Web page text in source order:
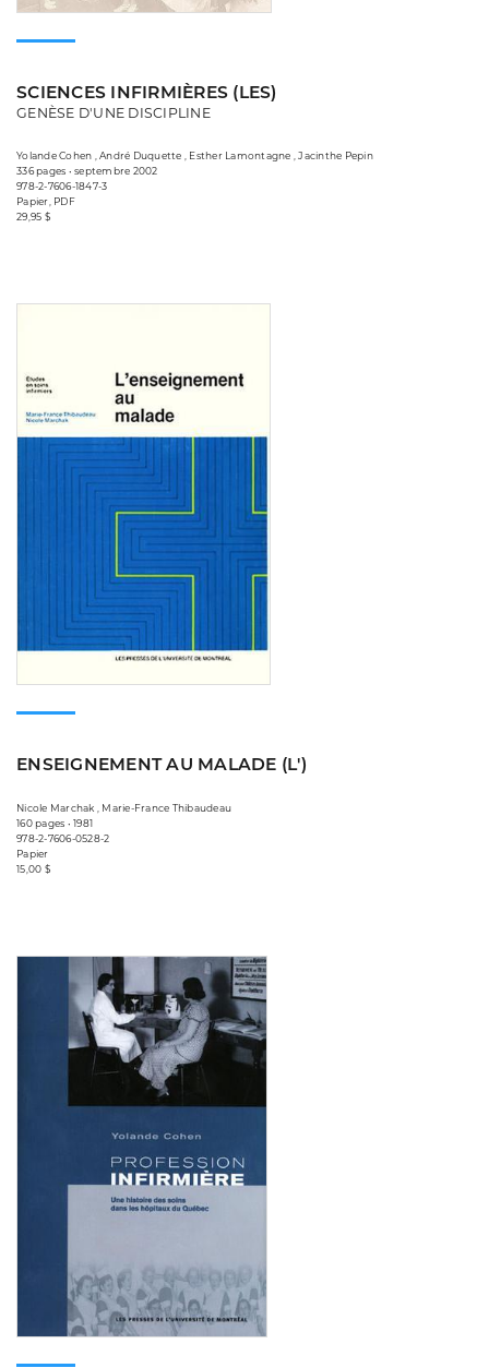
SCIENCES INFIRMIÈRES (LES)
GENÈSE D'UNE DISCIPLINE
Yolande Cohen , André Duquette , Esther Lamontagne , Jacinthe Pepin
336 pages • septembre 2002
978-2-7606-1847-3
Papier, PDF
29,95 $
ENSEIGNEMENT AU MALADE (L')
Nicole Marchak , Marie-France Thibaudeau
160 pages • 1981
978-2-7606-0528-2
Papier
15,00 $